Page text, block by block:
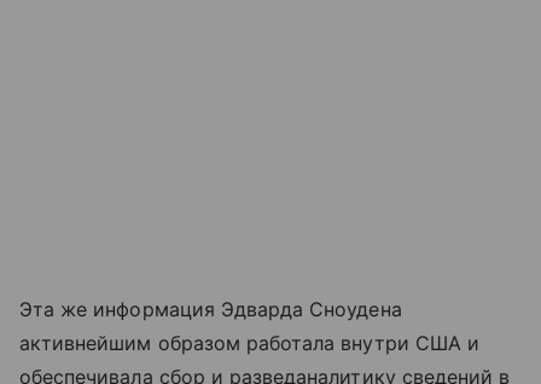
Эта же информация Эдварда Сноудена
активнейшим образом работала внутри США и
обеспечивала сбор и разведаналитику сведений в